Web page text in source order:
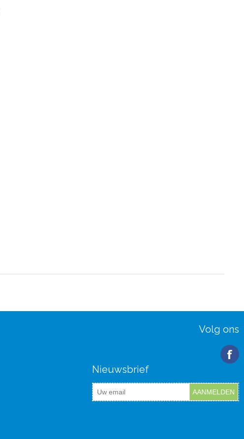
Volg ons
Nieuwsbrief